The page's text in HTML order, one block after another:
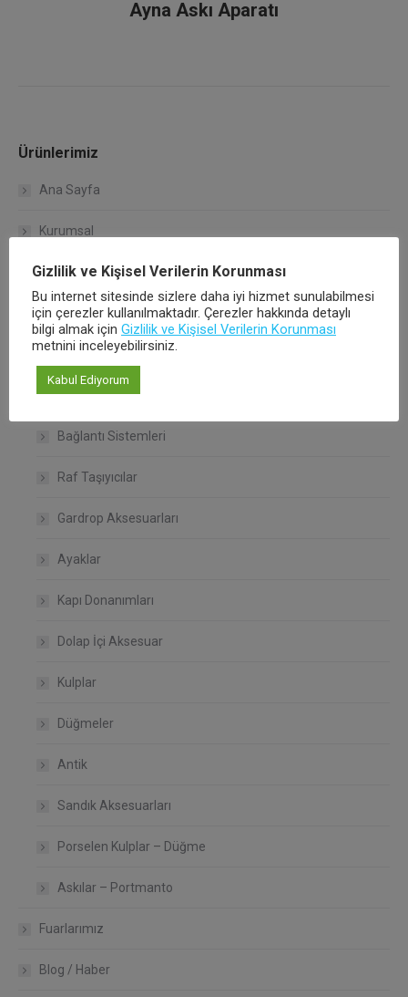
Ayna Askı Aparatı
Ürünlerimiz
Ana Sayfa
Kurumsal
Çalışma Koşullarımız
Kalite Politikamız
Hakkımızda
Ürünlerimiz
Bağlantı Sistemleri
Raf Taşıyıcılar
Gardrop Aksesuarları
Ayaklar
Kapı Donanımları
Dolap İçi Aksesuar
Kulplar
Düğmeler
Antik
Sandık Aksesuarları
Porselen Kulplar – Düğme
Askılar – Portmanto
Fuarlarımız
Blog / Haber
Gizlilik ve Kişisel Verilerin Korunması
Bu internet sitesinde sizlere daha iyi hizmet sunulabilmesi
için çerezler kullanılmaktadır. Çerezler hakkında detaylı
bilgi almak için Gizlilik ve Kişisel Verilerin Korunması
metnini inceleyebilirsiniz.
Kabul Ediyorum